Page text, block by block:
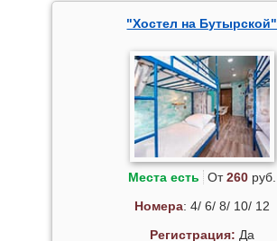
"Хостел на Бутырской"
Места есть От260руб.
Номера: 4/ 6/ 8/ 10/ 12
Регистрация: Да